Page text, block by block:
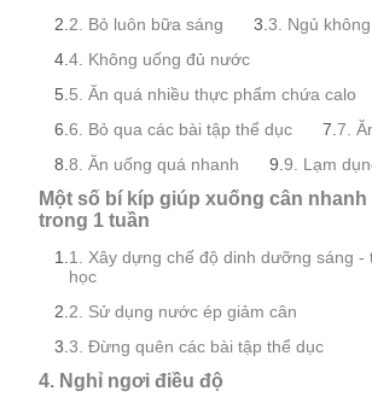
2. Bỏ luôn bữa sáng
3. Ngủ
4. Không uống đủ nước
5. Ăn quá nhiều thực phẩm chứa calo
6. Bỏ qua các bài tập thể dục
7.
8. Ăn uống quá nhanh
9. Lạm
Một số bí kíp giúp xuống cân
trong 1 tuần
1. Xây dựng chế độ dinh dưỡng sáng -
học
2. Sử dụng nước ép giảm cân
3. Đừng quên các bài tập thể dục
4. Nghỉ ngơi điều độ